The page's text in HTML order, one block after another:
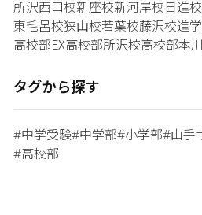
所沢西口校新座校新河岸校日進校
東毛呂校狭山校若葉校藤沢校進
高校部EX高校部所沢校高校部本
タグから探す
#中学受験#中学部#小学部#山手
#高校部